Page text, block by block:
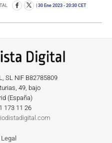
30 Ene 2023 - 20:30 CET
SL NIF B82785809
49, bajo
(España)
173 11 26